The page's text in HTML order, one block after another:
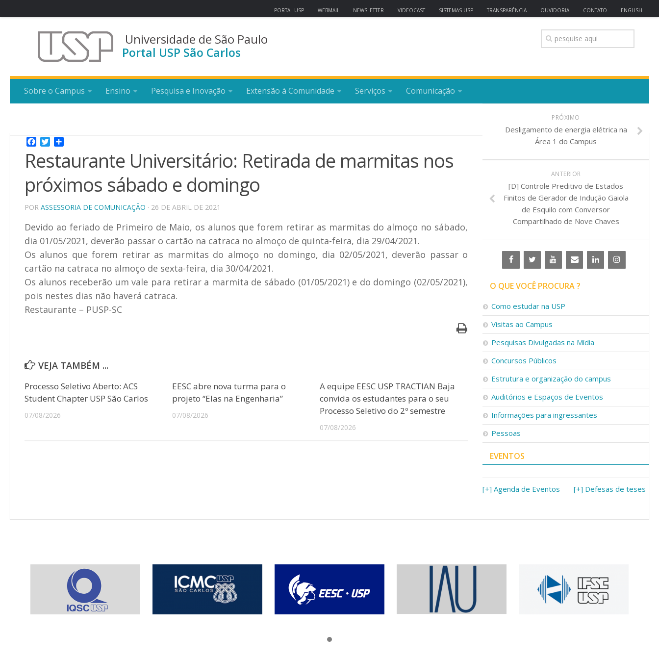
PORTAL USP WEBMAIL NEWSLETTER VIDEOCAST SISTEMAS USP TRANSPARÊNCIA OUVIDORIA CONTATO ENGLISH
Universidade de São Paulo
Portal USP São Carlos
Sobre o Campus Ensino Pesquisa e Inovação Extensão à Comunidade Serviços Comunicação
Facebook
Twitter
Restaurante Universitário: Retirada de marmitas nos
próximos sábado e domingo
POR ASSESSORIA DE COMUNICAÇÃO · 26 DE ABRIL DE 2021
Devido ao feriado de Primeiro de Maio, os alunos que forem retirar as marmitas do almoço no sábado,
dia 01/05/2021, deverão passar o cartão na catraca no almoço de quinta-feira, dia 29/04/2021.
Os alunos que forem retirar as marmitas do almoço no domingo, dia 02/05/2021, deverão passar o
cartão na catraca no almoço de sexta-feira, dia 30/04/2021.
Os alunos receberão um vale para retirar a marmita de sábado (01/05/2021) e do domingo (02/05/2021),
pois nestes dias não haverá catraca.
Restaurante – PUSP-SC
VEJA TAMBÉM ...
Processo Seletivo Aberto: ACS
Student Chapter USP São Carlos
07/08/2026
EESC abre nova turma para o
projeto “Elas na Engenharia”
07/08/2026
A equipe EESC USP TRACTIAN Baja
convida os estudantes para o seu
Processo Seletivo do 2º semestre
07/08/2026
PRÓXIMO
Desligamento de energia elétrica na
Área 1 do Campus
ANTERIOR
[D] Controle Preditivo de Estados
Finitos de Gerador de Indução Gaiola
de Esquilo com Conversor
Compartilhado de Nove Chaves
O QUE VOCÊ PROCURA ?
Como estudar na USP
Visitas ao Campus
Pesquisas Divulgadas na Mídia
Concursos Públicos
Estrutura e organização do campus
Auditórios e Espaços de Eventos
Informações para ingressantes
Pessoas
EVENTOS
[+] Agenda de Eventos [+] Defesas de teses